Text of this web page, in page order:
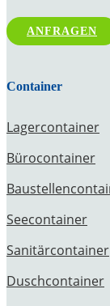
ANFRAGEN
Container
Lagercontainer
Bürocontainer
Seecontainer
Sanitärcontainer
Duschcontainer